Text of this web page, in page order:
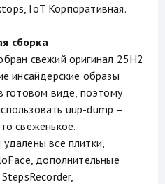
IoT Корпоративная.
сборка
свежий оригинал 25H2
инсайдерские образы
готовом виде, поэтому
uup-dump –
свеженькое.
все плитки,
дополнительные